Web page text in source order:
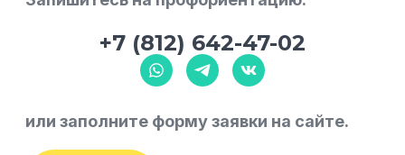
+7 (812) 642-47-02
или заполните форму заявки на сайте.